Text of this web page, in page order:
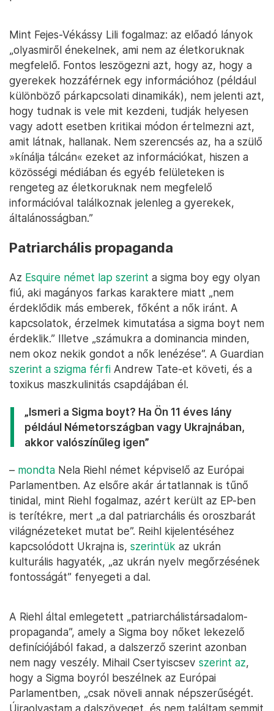
Mint Fejes-Vékássy Lili fogalmaz: az előadó lányok
„olyasmiről énekelnek, ami nem az életkoruknak
megfelelő. Fontos leszögezni azt, hogy az, hogy a
gyerekek hozzáférnek egy információhoz (például
különböző párkapcsolati dinamikák), nem jelenti azt,
hogy tudnak is vele mit kezdeni, tudják helyesen
vagy adott esetben kritikai módon értelmezni azt,
amit látnak, hallanak. Nem szerencsés az, ha a szülő
»kínálja tálcán« ezeket az információkat, hiszen a
közösségi médiában és egyéb felületeken is
rengeteg az életkoruknak nem megfelelő
információval találkoznak jelenleg a gyerekek,
általánosságban.”
Patriarchális propaganda
Az Esquire német lap szerint a sigma boy egy olyan
fiú, aki magányos farkas karaktere miatt „nem
érdeklődik más emberek, főként a nők iránt. A
kapcsolatok, érzelmek kimutatása a sigma boyt nem
érdeklik.” Illetve „számukra a dominancia minden,
nem okoz nekik gondot a nők lenézése”. A Guardian
szerint a szigma férfi Andrew Tate-et követi, és a
toxikus maszkulinitás csapdájában él.
„Ismeri a Sigma boyt? Ha Ön 11 éves lány
például Németországban vagy Ukrajnában,
akkor valószínűleg igen”
– mondta Nela Riehl német képviselő az Európai
Parlamentben. Az elsőre akár ártatlannak is tűnő
tinidal, mint Riehl fogalmaz, azért került az EP-ben
is terítékre, mert „a dal patriarchális és oroszbarát
világnézeteket mutat be”. Reihl kijelentéséhez
kapcsolódott Ukrajna is, szerintük az ukrán
kulturális hagyaték, „az ukrán nyelv megőrzésének
fontosságát” fenyegeti a dal.
A Riehl által emlegetett „patriarchálistársadalom-
propaganda”, amely a Sigma boy nőket lekezelő
definíciójából fakad, a dalszerző szerint azonban
nem nagy veszély. Mihail Csertyiscsev szerint az,
hogy a Sigma boyról beszélnek az Európai
Parlamentben, „csak növeli annak népszerűségét.
Újraolvastam a dalszöveget, és nem találtam semmit